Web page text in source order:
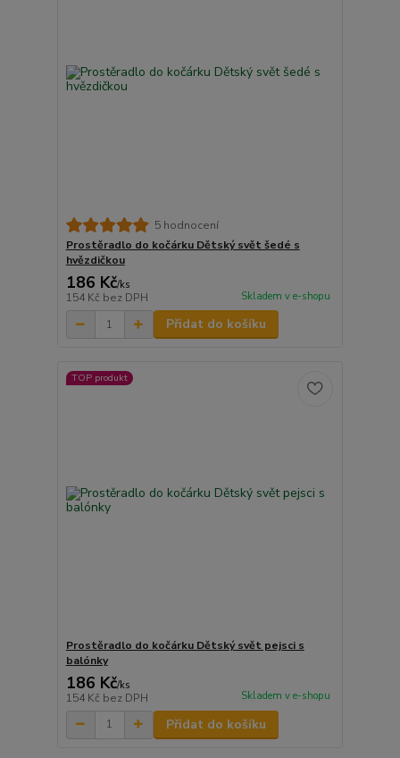
5 hodnocení
Prostěradlo do kočárku Dětský svět šedé s
hvězdičkou
186 Kč/ks
154 Kč bez DPH Skladem v e-shopu
Přidat do košíku
TOP produkt
Prostěradlo do kočárku Dětský svět pejsci s
balónky
186 Kč/ks
154 Kč bez DPH Skladem v e-shopu
Přidat do košíku